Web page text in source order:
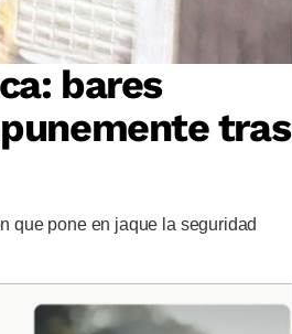
bares
tras
que pone en jaque la seguridad